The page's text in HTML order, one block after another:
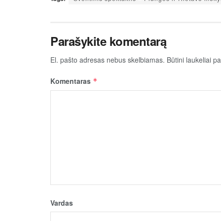
Parašykite komentarą
El. pašto adresas nebus skelbiamas. Būtini laukeliai
Komentaras *
Vardas